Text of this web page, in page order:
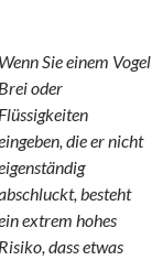
Wenn Sie einem Vogel
Brei oder
Flüssigkeiten
die er nicht
besteht
extrem hohes
Risiko, dass etwas